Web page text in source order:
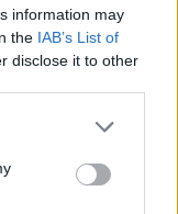
information may
the IAB’s List of
disclose it to other